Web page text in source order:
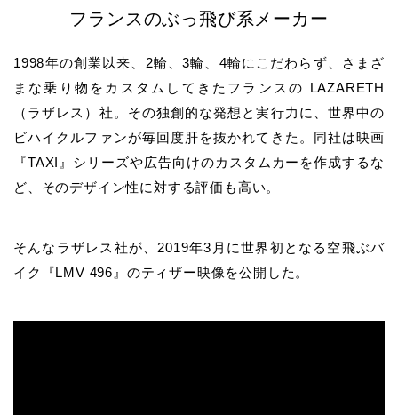
フランスのぶっ飛び系メーカー
1998年の創業以来、2輪、3輪、4輪にこだわらず、さまざ
まな乗り物をカスタムしてきたフランスの LAZARETH
（ラザレス）社。その独創的な発想と実行力に、世界中の
ビハイクルファンが毎回度肝を抜かれてきた。同社は映画
『TAXI』シリーズや広告向けのカスタムカーを作成するな
ど、そのデザイン性に対する評価も高い。
そんなラザレス社が、2019年3月に世界初となる空飛ぶバ
イク『LMV 496』のティザー映像を公開した。